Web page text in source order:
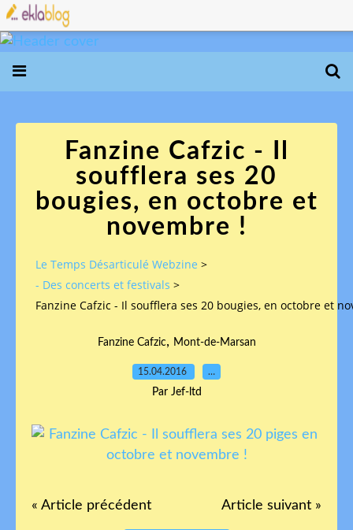
Fanzine Cafzic - Il
soufflera ses 20
bougies, en octobre et
novembre !
Le Temps Désarticulé Webzine >
- Des concerts et festivals >
Fanzine Cafzic - Il soufflera ses 20 bougies, en octobre et
Fanzine Cafzic, Mont-de-Marsan
15.04.2016 …
Par Jef-ltd
« Article précédent Article suivant »